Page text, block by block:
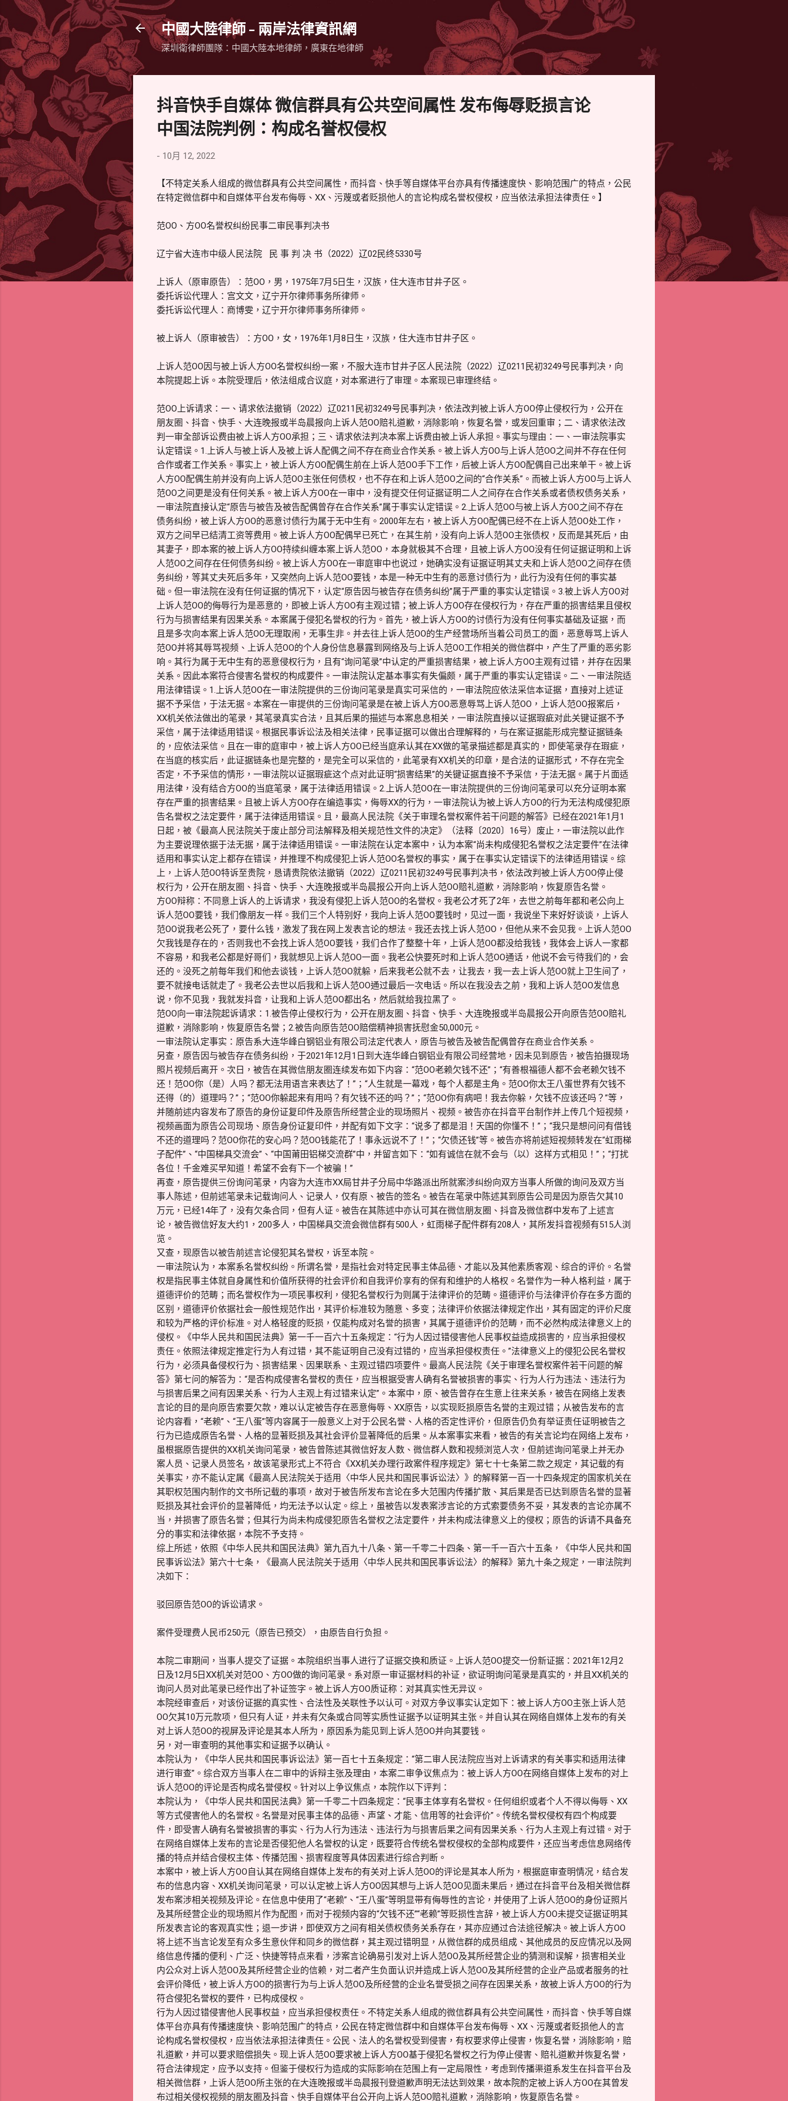
中國大陸律師 - 兩岸法律資訊網
深圳衛律師團隊：中國大陸本地律師，廣東在地律師
抖音快手自媒体 微信群具有公共空间属性 发布侮辱贬损言论
中国法院判例：构成名誉权侵权
- 10月 12, 2022
【不特定关系人组成的微信群具有公共空间属性，而抖音、快手等自媒体平台亦具有传播速度快、影响范围广的特点，公民
在特定微信群中和自媒体平台发布侮辱、XX、污蔑或者贬损他人的言论构成名誉权侵权，应当依法承担法律责任。】
范OO、方OO名誉权纠纷民事二审民事判决书
辽宁省大连市中级人民法院 民 事 判 决 书（2022）辽02民终5330号
上诉人（原审原告）：范OO，男，1975年7月5日生，汉族，住大连市甘井子区。
委托诉讼代理人：宫文文，辽宁开尔律师事务所律师。
委托诉讼代理人：商博雯，辽宁开尔律师事务所律师。
被上诉人（原审被告）：方OO，女，1976年1月8日生，汉族，住大连市甘井子区。
上诉人范OO因与被上诉人方OO名誉权纠纷一案，不服大连市甘井子区人民法院（2022）辽0211民初3249号民事判决，向
本院提起上诉。本院受理后，依法组成合议庭，对本案进行了审理。本案现已审理终结。
范OO上诉请求：一、请求依法撤销（2022）辽0211民初3249号民事判决，依法改判被上诉人方OO停止侵权行为，公开在
朋友圈、抖音、快手、大连晚报或半岛晨报向上诉人范OO赔礼道歉，消除影响，恢复名誉，或发回重审；二、请求依法改
判一审全部诉讼费由被上诉人方OO承担；三、请求依法判决本案上诉费由被上诉人承担。事实与理由：一、一审法院事实
认定错误。1.上诉人与被上诉人及被上诉人配偶之间不存在商业合作关系。被上诉人方OO与上诉人范OO之间并不存在任何
合作或者工作关系。事实上，被上诉人方OO配偶生前在上诉人范OO手下工作，后被上诉人方OO配偶自己出来单干。被上诉
人方OO配偶生前并没有向上诉人范OO主张任何债权，也不存在和上诉人范OO之间的“合作关系”。而被上诉人方OO与上诉人
范OO之间更是没有任何关系。被上诉人方OO在一审中，没有提交任何证据证明二人之间存在合作关系或者债权债务关系，
一审法院直接认定“原告与被告及被告配偶曾存在合作关系”属于事实认定错误。2.上诉人范OO与被上诉人方OO之间不存在
债务纠纷，被上诉人方OO的恶意讨债行为属于无中生有。2000年左右，被上诉人方OO配偶已经不在上诉人范OO处工作，
双方之间早已结清工资等费用。被上诉人方OO配偶早已死亡，在其生前，没有向上诉人范OO主张债权，反而是其死后，由
其妻子，即本案的被上诉人方OO持续纠缠本案上诉人范OO，本身就极其不合理，且被上诉人方OO没有任何证据证明和上诉
人范OO之间存在任何债务纠纷。被上诉人方OO在一审庭审中也说过，她确实没有证据证明其丈夫和上诉人范OO之间存在债
务纠纷，等其丈夫死后多年，又突然向上诉人范OO要钱，本是一种无中生有的恶意讨债行为，此行为没有任何的事实基
础。但一审法院在没有任何证据的情况下，认定“原告因与被告存在债务纠纷”属于严重的事实认定错误。3.被上诉人方OO对
上诉人范OO的侮辱行为是恶意的，即被上诉人方OO有主观过错；被上诉人方OO存在侵权行为，存在严重的损害结果且侵权
行为与损害结果有因果关系。本案属于侵犯名誉权的行为。首先，被上诉人方OO的讨债行为没有任何事实基础及证据，而
且是多次向本案上诉人范OO无理取闹，无事生非。并去往上诉人范OO的生产经营场所当着公司员工的面，恶意辱骂上诉人
范OO并将其辱骂视频、上诉人范OO的个人身份信息暴露到网络及与上诉人范OO工作相关的微信群中，产生了严重的恶劣影
响。其行为属于无中生有的恶意侵权行为，且有“询问笔录”中认定的严重损害结果，被上诉人方OO主观有过错，并存在因果
关系。因此本案符合侵害名誉权的构成要件。一审法院认定基本事实有失偏颇，属于严重的事实认定错误。二、一审法院适
用法律错误。1.上诉人范OO在一审法院提供的三份询问笔录是真实可采信的，一审法院应依法采信本证据，直接对上述证
据不予采信，于法无据。本案在一审提供的三份询问笔录是在被上诉人方OO恶意辱骂上诉人范OO，上诉人范OO报案后，
XX机关依法做出的笔录，其笔录真实合法，且其后果的描述与本案息息相关，一审法院直接以证据瑕疵对此关键证据不予
采信，属于法律适用错误。根据民事诉讼法及相关法律，民事证据可以做出合理解释的，与在案证据能形成完整证据链条
的，应依法采信。且在一审的庭审中，被上诉人方OO已经当庭承认其在XX做的笔录描述都是真实的，即使笔录存在瑕疵，
在当庭的核实后，此证据链条也是完整的，是完全可以采信的，此笔录有XX机关的印章，是合法的证据形式，不存在完全
否定，不予采信的情形，一审法院以证据瑕疵这个点对此证明“损害结果”的关键证据直接不予采信，于法无据。属于片面适
用法律，没有结合方OO的当庭笔录，属于法律适用错误。2.上诉人范OO在一审法院提供的三份询问笔录可以充分证明本案
存在严重的损害结果。且被上诉人方OO存在编造事实，侮辱XX的行为，一审法院认为被上诉人方OO的行为无法构成侵犯原
告名誉权之法定要件，属于法律适用错误。且，最高人民法院《关于审理名誉权案件若干问题的解答》已经在2021年1月1
日起，被《最高人民法院关于废止部分司法解释及相关规范性文件的决定》（法释〔2020〕16号）废止，一审法院以此作
为主要说理依据于法无据，属于法律适用错误。一审法院在认定本案中，认为本案“尚未构成侵犯名誉权之法定要件”在法律
适用和事实认定上都存在错误，并推理不构成侵犯上诉人范OO名誉权的事实，属于在事实认定错误下的法律适用错误。综
上，上诉人范OO特诉至贵院，恳请贵院依法撤销（2022）辽0211民初3249号民事判决书，依法改判被上诉人方OO停止侵
权行为，公开在朋友圈、抖音、快手、大连晚报或半岛晨报公开向上诉人范OO赔礼道歉，消除影响，恢复原告名誉。
方OO辩称：不同意上诉人的上诉请求，我没有侵犯上诉人范OO的名誉权。我老公才死了2年，去世之前每年都和老公向上
诉人范OO要钱，我们像朋友一样。我们三个人特别好，我向上诉人范OO要钱时，见过一面，我说坐下来好好谈谈，上诉人
范OO说我老公死了，要什么钱，激发了我在网上发表言论的想法。我还去找上诉人范OO，但他从来不会见我。上诉人范OO
欠我钱是存在的，否则我也不会找上诉人范OO要钱，我们合作了整整十年，上诉人范OO都没给我钱，我体会上诉人一家都
不容易，和我老公都是好哥们，我就想见上诉人范OO一面。我老公快要死时和上诉人范OO通话，他说不会亏待我们的，会
还的。没死之前每年我们和他去谈钱，上诉人范OO就躲，后来我老公就不去，让我去，我一去上诉人范OO就上卫生间了，
要不就接电话就走了。我老公去世以后我和上诉人范OO通过最后一次电话。所以在我没去之前，我和上诉人范OO发信息
说，你不见我，我就发抖音，让我和上诉人范OO都出名，然后就给我拉黑了。
范OO向一审法院起诉请求：1.被告停止侵权行为，公开在朋友圈、抖音、快手、大连晚报或半岛晨报公开向原告范OO赔礼
道歉，消除影响，恢复原告名誉；2.被告向原告范OO赔偿精神损害抚慰金50,000元。
一审法院认定事实：原告系大连华峰白钢铝业有限公司法定代表人，原告与被告及被告配偶曾存在商业合作关系。
另查，原告因与被告存在债务纠纷，于2021年12月1日到大连华峰白钢铝业有限公司经营地，因未见到原告，被告拍摄现场
照片视频后离开。次日，被告在其微信朋友圈连续发布如下内容：“范OO老赖欠钱不还”；“有善根福德人都不会老赖欠钱不
还！范OO你（是）人吗？都无法用语言来表达了！”；“人生就是一幕戏，每个人都是主角。范OO你太王八蛋世界有欠钱不
还得（的）道理吗？”；“范OO你躲起来有用吗？有欠钱不还的吗？”；“范OO你有病吧！我去你躲，欠钱不应该还吗？”等，
并随前述内容发布了原告的身份证复印件及原告所经营企业的现场照片、视频。被告亦在抖音平台制作并上传几个短视频，
视频画面为原告公司现场、原告身份证复印件，并配有如下文字：“说多了都是泪！天国的你懂不！”；“我只是想问问有借钱
不还的道理吗？范OO你花的安心吗？范OO钱能花了！事永远说不了！”；“欠债还钱”等。被告亦将前述短视频转发在“虹雨梯
子配件”、“中国梯具交流会”、“中国莆田铝梯交流群”中，并留言如下：“如有诚信在就不会与（以）这样方式相见！”；“打扰
各位！千金难买早知道！希望不会有下一个被骗！”
再查，原告提供三份询问笔录，内容为大连市XX局甘井子分局中华路派出所就案涉纠纷向双方当事人所做的询问及双方当
事人陈述，但前述笔录未记载询问人、记录人，仅有原、被告的签名。被告在笔录中陈述其到原告公司是因为原告欠其10
万元，已经14年了，没有欠条合同，但有人证。被告在其陈述中亦认可其在微信朋友圈、抖音及微信群中发布了上述言
论，被告微信好友大约1，200多人，中国梯具交流会微信群有500人，虹雨梯子配件群有208人，其所发抖音视频有515人浏
览。
又查，现原告以被告前述言论侵犯其名誉权，诉至本院。
一审法院认为，本案系名誉权纠纷。所谓名誉，是指社会对特定民事主体品德、才能以及其他素质客观、综合的评价。名誉
权是指民事主体就自身属性和价值所获得的社会评价和自我评价享有的保有和维护的人格权。名誉作为一种人格利益，属于
道德评价的范畴；而名誉权作为一项民事权利，侵犯名誉权行为则属于法律评价的范畴。道德评价与法律评价存在多方面的
区别，道德评价依据社会一般性规范作出，其评价标准较为随意、多变；法律评价依据法律规定作出，其有固定的评价尺度
和较为严格的评价标准。对人格轻度的贬损，仅能构成对名誉的损害，其属于道德评价的范畴，而不必然构成法律意义上的
侵权。《中华人民共和国民法典》第一千一百六十五条规定：“行为人因过错侵害他人民事权益造成损害的，应当承担侵权
责任。依照法律规定推定行为人有过错，其不能证明自己没有过错的，应当承担侵权责任。”法律意义上的侵犯公民名誉权
行为，必须具备侵权行为、损害结果、因果联系、主观过错四项要件。最高人民法院《关于审理名誉权案件若干问题的解
答》第七问的解答为：“是否构成侵害名誉权的责任，应当根据受害人确有名誉被损害的事实、行为人行为违法、违法行为
与损害后果之间有因果关系、行为人主观上有过错来认定”。本案中，原、被告曾存在生意上往来关系，被告在网络上发表
言论的目的是向原告索要欠款，难以认定被告存在恶意侮辱、XX原告，以实现贬损原告名誉的主观过错；从被告发布的言
论内容看，“老赖”、“王八蛋”等内容属于一般意义上对于公民名誉、人格的否定性评价，但原告仍负有举证责任证明被告之
行为已造成原告名誉、人格的显著贬损及其社会评价显著降低的后果。从本案事实来看，被告的有关言论均在网络上发布，
虽根据原告提供的XX机关询问笔录，被告曾陈述其微信好友人数、微信群人数和视频浏览人次，但前述询问笔录上并无办
案人员、记录人员签名，故该笔录形式上不符合《XX机关办理行政案件程序规定》第七十七条第二款之规定，其记载的有
关事实，亦不能认定属《最高人民法院关于适用〈中华人民共和国民事诉讼法〉》的解释第一百一十四条规定的国家机关在
其职权范围内制作的文书所记载的事项，故对于被告所发布言论在多大范围内传播扩散、其后果是否已达到原告名誉的显著
贬损及其社会评价的显著降低，均无法予以认定。综上，虽被告以发表案涉言论的方式索要债务不妥，其发表的言论亦属不
当，并损害了原告名誉；但其行为尚未构成侵犯原告名誉权之法定要件，并未构成法律意义上的侵权；原告的诉请不具备充
分的事实和法律依据，本院不予支持。
综上所述，依照《中华人民共和国民法典》第九百九十八条、第一千零二十四条、第一千一百六十五条，《中华人民共和国
民事诉讼法》第六十七条，《最高人民法院关于适用〈中华人民共和国民事诉讼法〉的解释》第九十条之规定，一审法院判
决如下：
驳回原告范OO的诉讼请求。
案件受理费人民币250元（原告已预交），由原告自行负担。
本院二审期间，当事人提交了证据。本院组织当事人进行了证据交换和质证。上诉人范OO提交一份新证据：2021年12月2
日及12月5日XX机关对范OO、方OO做的询问笔录。系对原一审证据材料的补证，欲证明询问笔录是真实的，并且XX机关的
询问人员对此笔录已经作出了补证签字。被上诉人方OO质证称：对其真实性无异议。
本院经审查后，对该份证据的真实性、合法性及关联性予以认可。对双方争议事实认定如下：被上诉人方OO主张上诉人范
OO欠其10万元款项，但只有人证，并未有欠条或合同等实质性证据予以证明其主张。并自认其在网络自媒体上发布的有关
对上诉人范OO的视屏及评论是其本人所为，原因系为能见到上诉人范OO并向其要钱。
另，对一审查明的其他事实和证据予以确认。
本院认为，《中华人民共和国民事诉讼法》第一百七十五条规定：“第二审人民法院应当对上诉请求的有关事实和适用法律
进行审查”。综合双方当事人在二审中的诉辩主张及理由，本案二审争议焦点为：被上诉人方OO在网络自媒体上发布的对上
诉人范OO的评论是否构成名誉侵权。针对以上争议焦点，本院作以下评判：
本院认为，《中华人民共和国民法典》第一千零二十四条规定：“民事主体享有名誉权。任何组织或者个人不得以侮辱、XX
等方式侵害他人的名誉权。名誉是对民事主体的品德、声望、才能、信用等的社会评价”。传统名誉权侵权有四个构成要
件，即受害人确有名誉被损害的事实、行为人行为违法、违法行为与损害后果之间有因果关系、行为人主观上有过错。对于
在网络自媒体上发布的言论是否侵犯他人名誉权的认定，既要符合传统名誉权侵权的全部构成要件，还应当考虑信息网络传
播的特点并结合侵权主体、传播范围、损害程度等具体因素进行综合判断。
本案中，被上诉人方OO自认其在网络自媒体上发布的有关对上诉人范OO的评论是其本人所为，根据庭审查明情况，结合发
布的信息内容、XX机关询问笔录，可以认定被上诉人方OO因其想与上诉人范OO见面未果后，通过在抖音平台及相关微信群
发布案涉相关视频及评论。在信息中使用了“老赖”、“王八蛋”等明显带有侮辱性的言论，并使用了上诉人范OO的身份证照片
及其所经营企业的现场照片作为配图，而对于视频内容的“欠钱不还”“老赖”等贬损性言辞，被上诉人方OO未提交证据证明其
所发表言论的客观真实性；退一步讲，即使双方之间有相关债权债务关系存在，其亦应通过合法途径解决。被上诉人方OO
将上述不当言论发至有众多生意伙伴和同乡的微信群，其主观过错明显，从微信群的成员组成、其他成员的反应情况以及网
络信息传播的便利、广泛、快捷等特点来看，涉案言论确易引发对上诉人范OO及其所经营企业的猜测和误解，损害相关业
内公众对上诉人范OO及其所经营企业的信赖，对二者产生负面认识并造成上诉人范OO及其所经营的企业产品或者服务的社
会评价降低，被上诉人方OO的损害行为与上诉人范OO及所经营的企业名誉受损之间存在因果关系，故被上诉人方OO的行为
符合侵犯名誉权的要件，已构成侵权。
行为人因过错侵害他人民事权益，应当承担侵权责任。不特定关系人组成的微信群具有公共空间属性，而抖音、快手等自媒
体平台亦具有传播速度快、影响范围广的特点，公民在特定微信群中和自媒体平台发布侮辱、XX、污蔑或者贬损他人的言
论构成名誉权侵权，应当依法承担法律责任。公民、法人的名誉权受到侵害，有权要求停止侵害，恢复名誉，消除影响，赔
礼道歉，并可以要求赔偿损失。现上诉人范OO要求被上诉人方OO基于侵犯名誉权之行为停止侵害、赔礼道歉并恢复名誉，
符合法律规定，应予以支持。但鉴于侵权行为造成的实际影响在范围上有一定局限性，考虑到传播渠道系发生在抖音平台及
相关微信群，上诉人范OO所主张的在大连晚报或半岛晨报刊登道歉声明无法达到效果，故本院酌定被上诉人方OO在其曾发
布过相关侵权视频的朋友圈及抖音、快手自媒体平台公开向上诉人范OO赔礼道歉，消除影响，恢复原告名誉。